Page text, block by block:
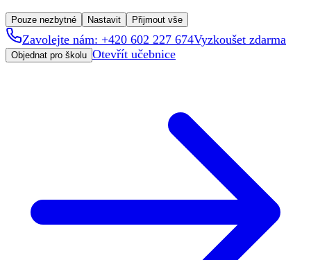
Pouze nezbytné Nastavit Přijmout vše
Zavolejte nám: +420 602 227 674Vyzkoušet zdarma
Objednat pro školu Otevřít učebnice